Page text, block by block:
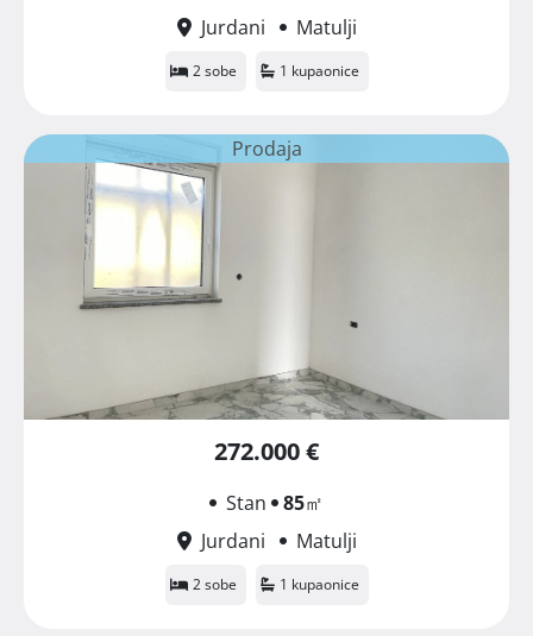
Jurdani
Matulji
2 sobe 1 kupaonice
Prodaja
272.000 €
Stan 85㎡
Jurdani
Matulji
2 sobe 1 kupaonice